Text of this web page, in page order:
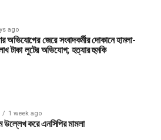
ago
অভিযোগের জেরে সংবাদকর্মীর দোকানে হামলা-
টাকা লুটের অভিযোগ; হত্যার হুমকি
1 week ago
উল্লেখ করে এনসিপির মামলা